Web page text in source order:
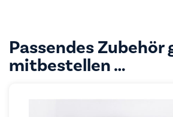
Passendes Zubehör
mitbestellen …